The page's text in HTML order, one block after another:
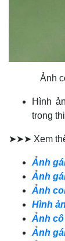
Ảnh
Hình
trong
➤➤➤ Xem
Ảnh
Ảnh
Ảnh
Hình
Ảnh
Ảnh